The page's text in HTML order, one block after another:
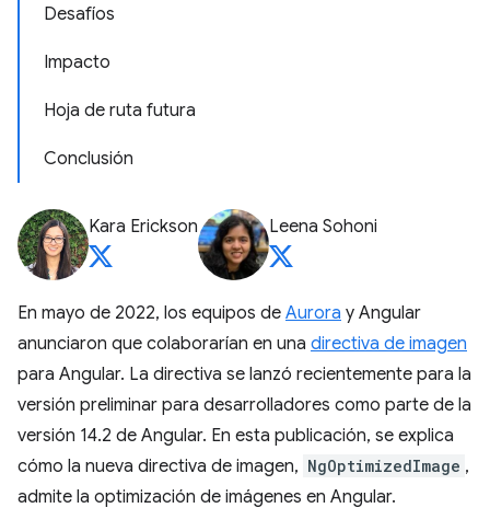
Desafíos
Impacto
Hoja de ruta futura
Conclusión
Kara Erickson Leena Sohoni
En mayo de 2022, los equipos de Aurora y Angular
anunciaron que colaborarían en una directiva de imagen
para Angular. La directiva se lanzó recientemente para la
versión preliminar para desarrolladores como parte de la
versión 14.2 de Angular. En esta publicación, se explica
cómo la nueva directiva de imagen, NgOptimizedImage ,
admite la optimización de imágenes en Angular.